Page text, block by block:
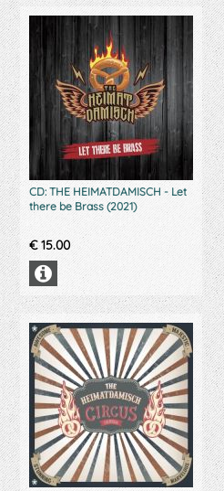
CD: THE HEIMATDAMISCH - Let
there be Brass (2021)
€15.00